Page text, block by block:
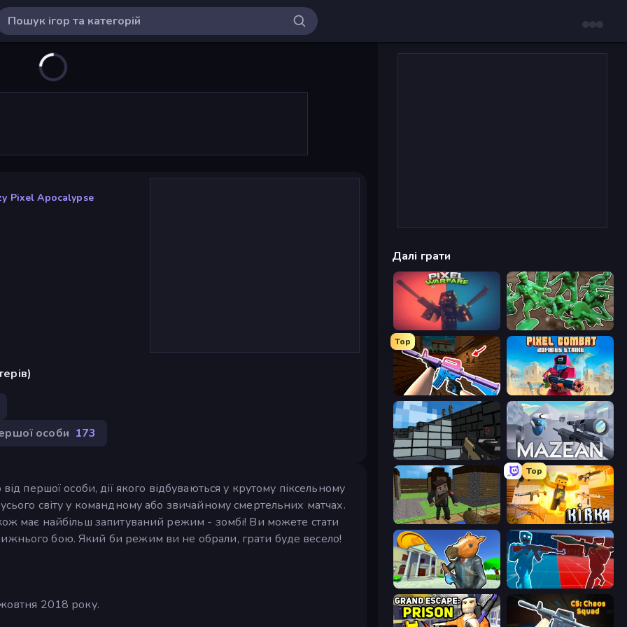
Pixel Apocalypse
особи 173
першої особи, дії якого відбуваються у крутому піксельному
світу у командному або звичайному смертельних матчах.
має найбільш запитуваний режим - зомбі! Ви можете стати
бою. Який би режим ви не обрали, грати буде весело!
2018 року.
Далі грати
Pixel Warfare Soldiers - Capture and Control!
Top
KS Z Pixel Combat: Zombies Strike
Pixel Gun 3D Mazean
Block Pixel Gun Apocalypse 3
Top
Kirka.io
Bank Robbery 3 Battle of the Soldiers: Red vs Blue